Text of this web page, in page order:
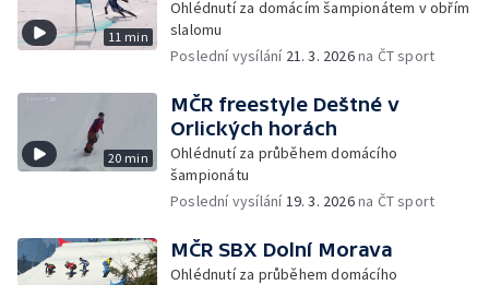
11 min
Ohlédnutí za domácím šampionátem v obřím
slalomu
Poslední vysílání 21. 3. 2026na ČT sport
20 min
MČR freestyle Deštné v
Orlických horách
Ohlédnutí za průběhem domácího
šampionátu
Poslední vysílání19. 3. 2026na ČT sport
MČR SBX Dolní Morava
Ohlédnutí za průběhem domácího